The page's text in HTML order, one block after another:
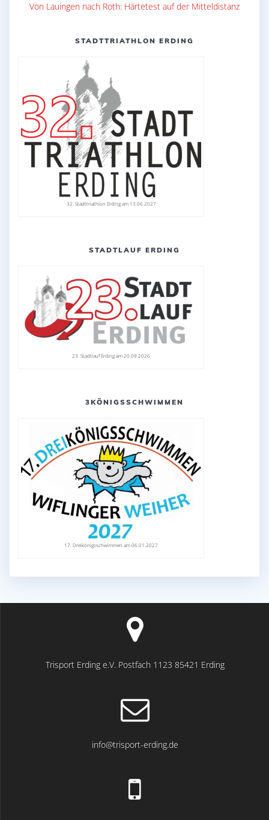
Von Lauingen nach Roth: Härtetest auf der Mitteldistanz
STADTTRIATHLON ERDING
32. Stadttriathlon Erding am 13.06.2027
STADTLAUF ERDING
23. Stadtlauf Erding am 20.09.2026
3KÖNIGSSCHWIMMEN
17. Dreikönigsschwimmen am 06.01.2027
Trisport Erding e.V. Postfach 1123 85421 Erding
info@trisport-erding.de